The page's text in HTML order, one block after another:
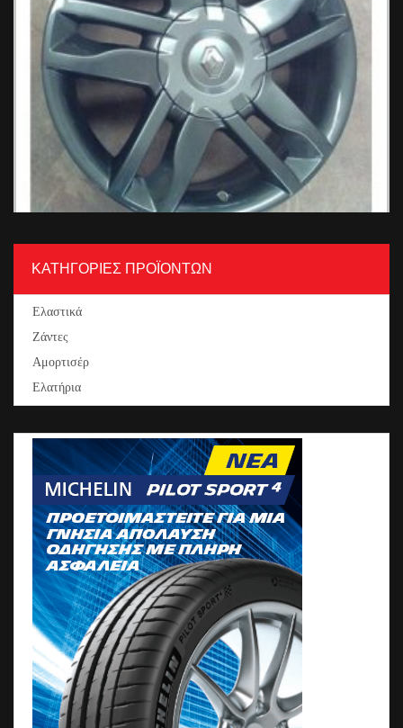
Renault Ζάντες Αυτοκινήτου
ΚΑΤΗΓΟΡΙΕΣ ΠΡΟΪΟΝΤΩΝ
Ελαστικά
Ζάντες
Αμορτισέρ
Ελατήρια